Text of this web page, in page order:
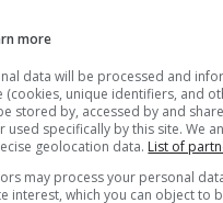
more
data will be processed and
(cookies, unique identifiers, and
stored by, accessed by and
used specifically by this site. We
geolocation data. List of
may process your personal
interest, which you can object to